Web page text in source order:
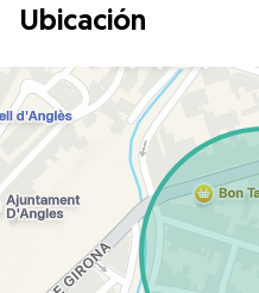
Ubicación